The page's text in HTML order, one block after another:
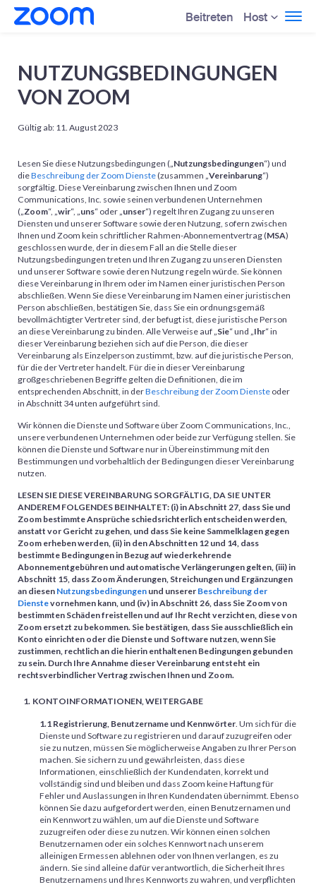
Beitreten Host
NUTZUNGSBEDINGUNGEN
VON ZOOM
Gültig ab: 11. August 2023
Lesen Sie diese Nutzungsbedingungen („Nutzungsbedingungen“) und
dieBeschreibung der Zoom Dienste(zusammen „Vereinbarung“)
sorgfältig. Diese Vereinbarung zwischen Ihnen und Zoom
Communications, Inc. sowie seinen verbundenen Unternehmen
(„Zoom“, „wir“, „uns“ oder „unser“) regelt Ihren Zugang zu unseren
Diensten und unserer Software sowie deren Nutzung, sofern zwischen
Ihnen und Zoom kein schriftlicher Rahmen-Abonnementvertrag (MSA)
geschlossen wurde, der in diesem Fall an die Stelle dieser
Nutzungsbedingungen treten und Ihren Zugang zu unseren Diensten
und unserer Software sowie deren Nutzung regeln würde. Sie können
diese Vereinbarung in Ihrem oder im Namen einer juristischen Person
abschließen. Wenn Sie diese Vereinbarung im Namen einer juristischen
Person abschließen, bestätigen Sie, dass Sie ein ordnungsgemäß
bevollmächtigter Vertreter sind, der befugt ist, diese juristische Person
an diese Vereinbarung zu binden. Alle Verweise auf „Sie“ und „Ihr“ in
dieser Vereinbarung beziehen sich auf die Person, die dieser
Vereinbarung als Einzelperson zustimmt, bzw. auf die juristische Person,
für die der Vertreter handelt. Für die in dieser Vereinbarung
großgeschriebenen Begriffe gelten die Definitionen, die im
entsprechenden Abschnitt, in derBeschreibung der Zoom Dienste oder
in Abschnitt 34 unten aufgeführt sind.
Wir können die Dienste und Software über Zoom Communications, Inc.,
unsere verbundenen Unternehmen oder beide zur Verfügung stellen. Sie
können die Dienste und Software nur in Übereinstimmung mit den
Bestimmungen und vorbehaltlich der Bedingungen dieser Vereinbarung
nutzen.
LESEN SIE DIESE VEREINBARUNG SORGFÄLTIG, DA SIE UNTER
ANDEREM FOLGENDES BEINHALTET: (i) in Abschnitt 27, dass Sie und
Zoom bestimmte Ansprüche schiedsrichterlich entscheiden werden,
anstatt vor Gericht zu gehen, und dass Sie keine Sammelklagen gegen
Zoom erheben werden, (ii) in den Abschnitten 12 und 14, dass
bestimmte Bedingungen in Bezug auf wiederkehrende
Abonnementgebühren und automatische Verlängerungen gelten, (iii) in
Abschnitt 15, dass Zoom Änderungen, Streichungen und Ergänzungen
an diesen Nutzungsbedingungen und unserer Beschreibung der
Dienstevornehmen kann, und (iv) in Abschnitt 26, dass Sie Zoom von
bestimmten Schäden freistellen und auf Ihr Recht verzichten, diese von
Zoom ersetzt zu bekommen. Sie bestätigen, dass Sie ausschließlich ein
Konto einrichten oder die Dienste und Software nutzen, wenn Sie
zustimmen, rechtlich an die hierin enthaltenen Bedingungen gebunden
zu sein. Durch Ihre Annahme dieser Vereinbarung entsteht ein
rechtsverbindlicher Vertrag zwischen Ihnen und Zoom.
KONTOINFORMATIONEN, WEITERGABE
1.1 Registrierung, Benutzername und Kennwörter. Um sich für die
Dienste und Software zu registrieren und darauf zuzugreifen oder
sie zu nutzen, müssen Sie möglicherweise Angaben zu Ihrer Person
machen. Sie sichern zu und gewährleisten, dass diese
Informationen, einschließlich der Kundendaten, korrekt und
vollständig sind und bleiben und dass Zoom keine Haftung für
Fehler und Auslassungen in Ihren Kundendaten übernimmt. Ebenso
können Sie dazu aufgefordert werden, einen Benutzernamen und
ein Kennwort zu wählen, um auf die Dienste und Software
zuzugreifen oder diese zu nutzen. Wir können einen solchen
Benutzernamen oder ein solches Kennwort nach unserem
alleinigen Ermessen ablehnen oder von Ihnen verlangen, es zu
ändern. Sie sind alleine dafür verantwortlich, die Sicherheit Ihres
Benutzernamens und Ihres Kennworts zu wahren, und verpflichten